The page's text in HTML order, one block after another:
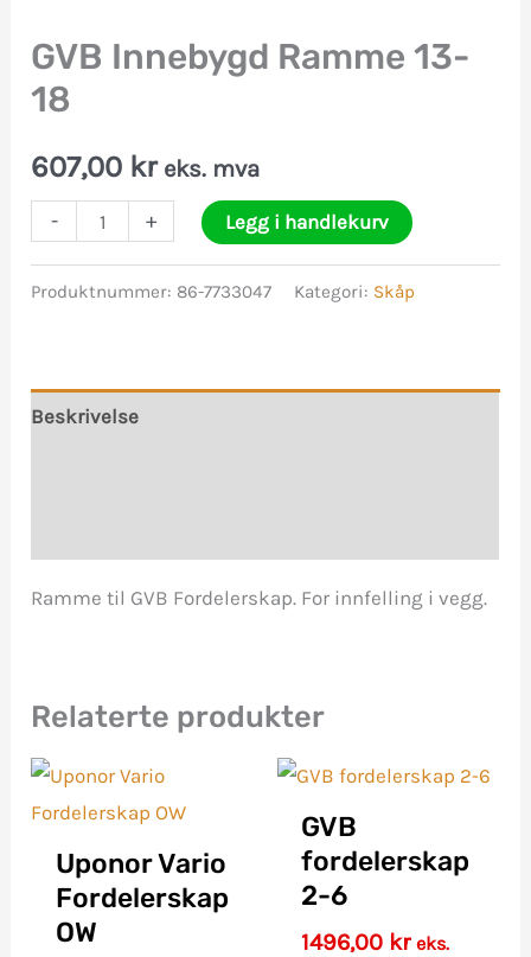
GVB Innebygd Ramme 13-
18
607,00 kr eks. mva
-
GVB
Ramme
+ Legg i handlekurv
Produktnummer: 86-7733047 Kategori: Skåp
Beskrivelse
Ramme til GVB Fordelerskap. For innfelling i vegg.
Relaterte produkter
Uponor Vario
Fordelerskap
OW
GVB
fordelerskap
2-6
1496,00 kr eks.